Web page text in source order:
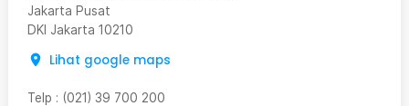
Jakarta Pusat
DKI Jakarta 10210
Lihat google maps
Telp : (021) 39 700 200